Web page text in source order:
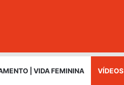
| VIDA FEMININA VÍDEOS